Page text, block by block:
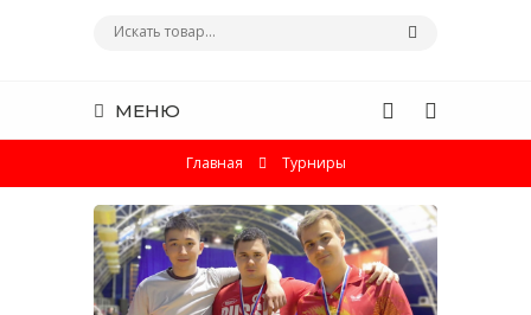
МЕНЮ
Главная Турниры